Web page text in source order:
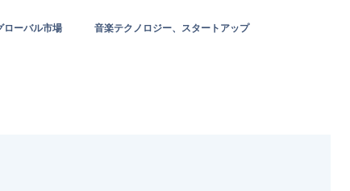
ローバル市場
音楽テクノロジー、スタートアップ